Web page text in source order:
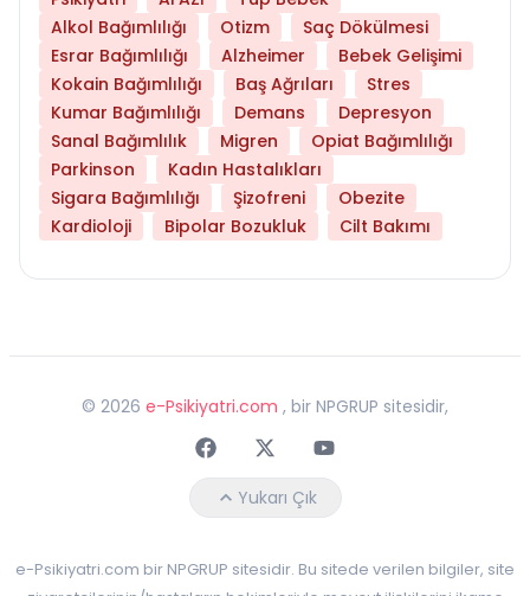
Alkol Bağımlılığı
Otizm
Saç Dökülmesi
Esrar Bağımlılığı
Alzheimer
Bebek Gelişimi
Kokain Bağımlılığı
Baş Ağrıları
Stres
Kumar Bağımlılığı
Demans
Depresyon
Sanal Bağımlılık
Migren
Opiat Bağımlılığı
Parkinson
Kadın Hastalıkları
Sigara Bağımlılığı
Şizofreni
Obezite
Kardioloji
Bipolar Bozukluk Cilt Bakımı
© 2026 e-Psikiyatri.com , bir NPGRUP sitesidir,
FaceebokTwitterYoutube
Yukarı Çık
e-Psikiyatri.com bir NPGRUP sitesidir. Bu sitede verilen bilgiler, site